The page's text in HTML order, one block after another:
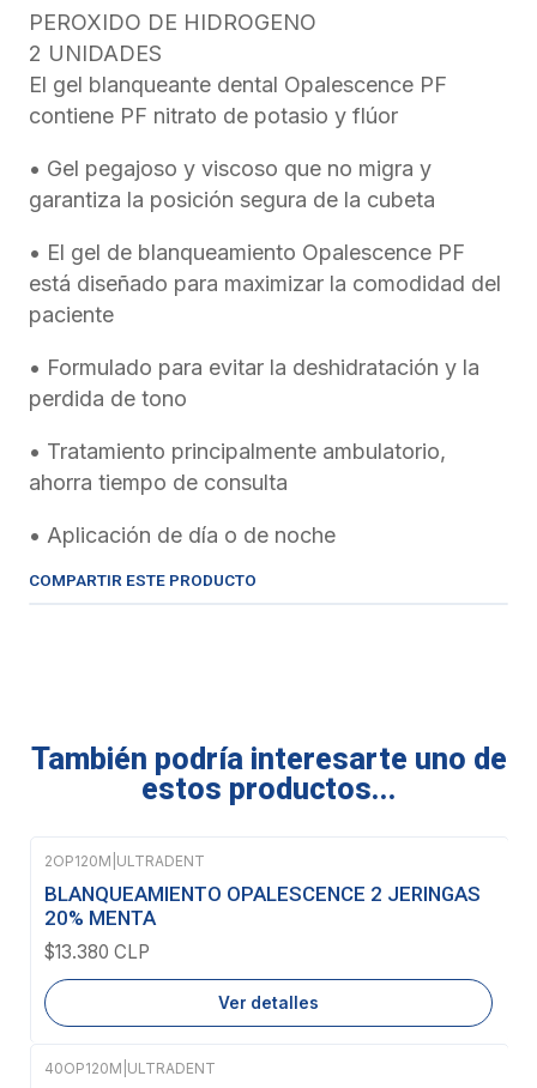
PEROXIDO DE HIDROGENO
2 UNIDADES
El gel blanqueante dental Opalescence PF
contiene PF nitrato de potasio y flúor
• Gel pegajoso y viscoso que no migra y
garantiza la posición segura de la cubeta
• El gel de blanqueamiento Opalescence PF
está diseñado para maximizar la comodidad del
paciente
• Formulado para evitar la deshidratación y la
perdida de tono
• Tratamiento principalmente ambulatorio,
ahorra tiempo de consulta
• Aplicación de día o de noche
COMPARTIR ESTE PRODUCTO
También podría interesarte uno de
estos productos...
Agotado
2OP120M ULTRADENT
BLANQUEAMIENTO OPALESCENCE 2 JERINGAS
20% MENTA
$13.380 CLP
Ver detalles
40OP120M ULTRADENT